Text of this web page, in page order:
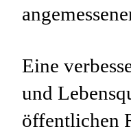
Eine
und
öffentlichen